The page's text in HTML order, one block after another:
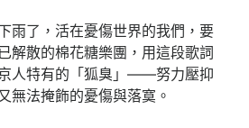
了，活在憂傷世界的我們，要
解散的棉花糖樂團，用這段歌詞
人特有的「狐臭」——努力壓抑
無法掩飾的憂傷與落寞。